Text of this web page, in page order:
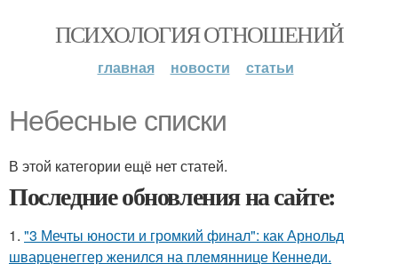
ПСИХОЛОГИЯ ОТНОШЕНИЙ
главная новости статьи
Небесные списки
В этой категории ещё нет статей.
Последние обновления на сайте:
1. "3 Мечты юности и громкий финал": как Арнольд
шварценеггер женился на племяннице Кеннеди.